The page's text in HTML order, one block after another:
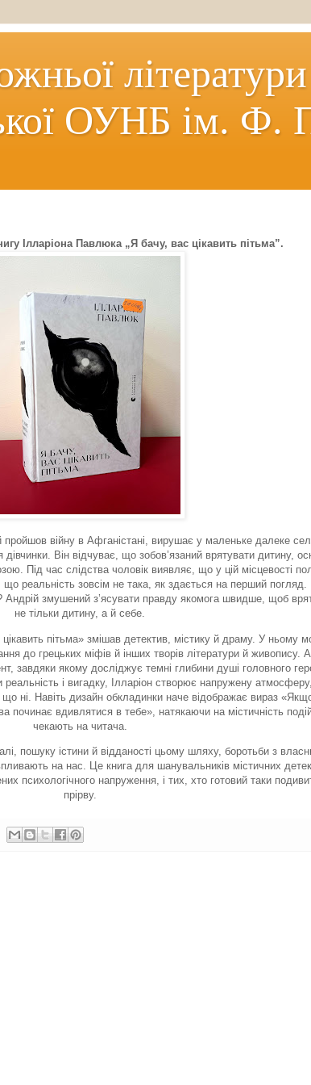
літератури
ОУНБ ім. Ф.
Ілларіона Павлюка „Я бачу, вас цікавить пітьма”.
пройшов війну в Афганістані, вирушає у маленьке далеке
Він відчуває, що зобов’язаний врятувати дитину,
Під час слідства чоловік виявляє, що у цій місцевості
що реальність зовсім не така, як здається на перший
Андрій змушений з’ясувати правду якомога швидше, щоб
не тільки дитину, а й себе.
пітьма» змішав детектив, містику й драму. У ньому
до грецьких міфів й інших творів літератури й живопису.
завдяки якому досліджує темні глибини душі головного
і вигадку, Ілларіон створює напружену
ні. Навіть дизайн обкладинки наче відображає вираз
починає вдивлятися в тебе», натякаючи на містичність
чекають на читача.
пошуку істини й відданості цьому шляху, боротьби з
на нас. Це книга для шанувальників містичних
психологічного напруження, і тих, хто готовий таки
прірву.